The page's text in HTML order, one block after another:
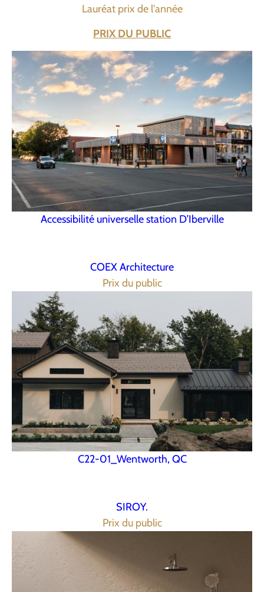
Lauréat prix de l'année
PRIX DU PUBLIC
Accessibilité universelle station D’Iberville
COEX Architecture
Prix du public
C22-01_Wentworth, QC
SIROY.
Prix du public